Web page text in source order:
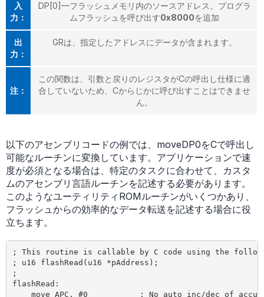
入
力：
DP[0]—フラッシュメモリ内のソースアドレス。プログラ
ムフラッシュを呼び出す0x8000を追加
出
力：
GRは、指定したアドレスにデータが含まれます。
注：
この関数は、引数と戻りのレジスタがCの呼出し仕様に適
合していないため、Cからじかに呼び出すことはできませ
ん。
以下のアセンブリコードの例では、moveDP0をCで呼出し
可能なルーチンに変換しています。アプリケーションで速
度が必須となる場合は、特定のタスクに合わせて、カスタ
ムのアセンブリ言語ルーチンを記述する必要があります。
このようなユーティリティROMルーチンがいくつかあり、
フラッシュからの効率的なデータ転送を記述する場合に役
立ちます。
; This routine is callable by C code using the
; u16 flashRead(u16 *pAddress);
;
flashRead:
move APC, #0           ; No auto inc/dec of